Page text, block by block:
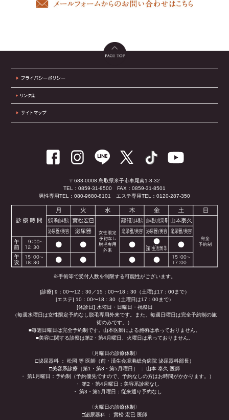
〒683-0008 鳥取県米子市車尾南1-8-32
TEL：0859-31-8500 FAX：0859-31-8501
男性専用TEL：080-9680-8101
エステ専用TEL：0120-287-350
※手術等で受付人数を制限する可能性がございます。
[診療] 9：00〜12：30／15：00〜18：30（土曜は17：00まで）
[エステ] 10：00〜18：30（土曜日は17：00まで）
[休診日] 水曜日・日曜日・祝祭日
（毎週水曜日は女性限定予約なし脱毛専用外来です。また、毎週日曜日は完全予約制の施
術のみです。）
■毎週日曜日は完全予約制です。山本医師による施術は承っておりません。
■美容に関する診察は第2・第4月曜日、火曜日は承っておりません。
〈月曜日の診療体制〉
□泌尿器科 ： 松岡 等 医師（前・済生会境港総合病院 泌尿器科部長）
□美容系診療［第1・第3・第5月曜日］ ： 山本 泰久 医師
・ 第1月曜日：予約制（予約優先ですので、予約なしの方はお時間がかかります。）
・ 第2・第4月曜日：美容系診療なし
・ 第3・第5月曜日：従来通り予約なし
〈火曜日の診療体制〉
□泌尿器科 ： 實松 宏已 医師